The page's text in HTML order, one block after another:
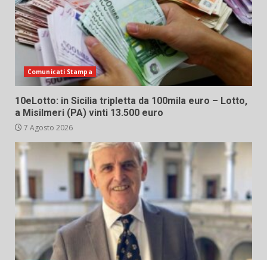
Comunicati Stampa
10eLotto: in Sicilia tripletta da 100mila euro – Lotto,
a Misilmeri (PA) vinti 13.500 euro
7 Agosto 2026